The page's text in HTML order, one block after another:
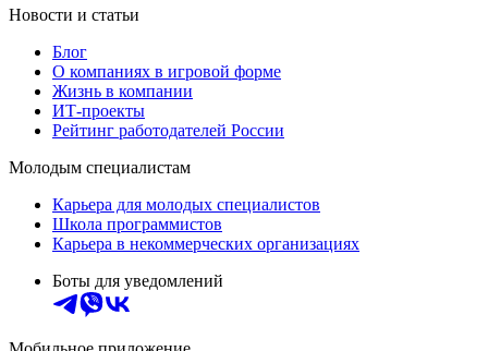
Новости и статьи
Блог
О компаниях в игровой форме
Жизнь в компании
ИТ-проекты
Рейтинг работодателей России
Молодым специалистам
Карьера для молодых специалистов
Школа программистов
Карьера в некоммерческих организациях
Боты для уведомлений